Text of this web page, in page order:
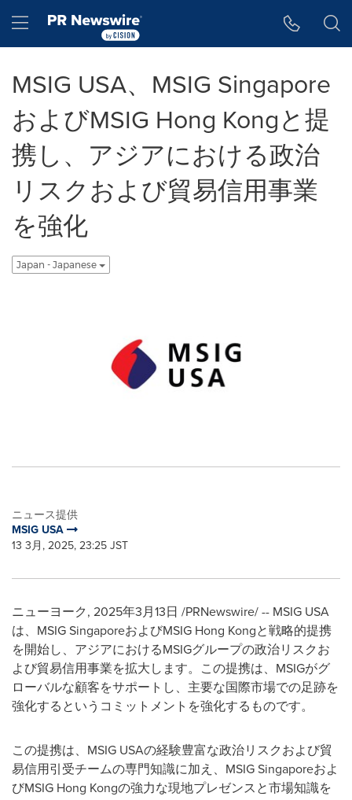
Hamburger menu
MSIG USA、MSIG Singapore
およびMSIG Hong Kongと提
携し、アジアにおける政治
リスクおよび貿易信用事業
を強化
Japan - Japanese
ニュース提供
MSIG USA
13 3月, 2025, 23:25 JST
ニューヨーク, 2025年3月13日 /PRNewswire/ -- MSIG USA
は、MSIG SingaporeおよびMSIG Hong Kongと戦略的提携
を開始し、アジアにおけるMSIGグループの政治リスクお
よび貿易信用事業を拡大します。この提携は、MSIGがグ
ローバルな顧客をサポートし、主要な国際市場での足跡を
強化するというコミットメントを強化するものです。
この提携は、MSIG USAの経験豊富な政治リスクおよび貿
易信用引受チームの専門知識に加え、MSIG Singaporeおよ
びMSIG Hong Kongの強力な現地プレゼンスと市場知識を